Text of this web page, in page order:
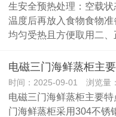
生安全‌预热处理‌：空载
温度后再放入食物‌食物
均匀受热且方便取用二、
电磁三门海鲜蒸柜主
时间：2025-09-01 浏览量
电磁三门海鲜蒸柜主要
门海鲜蒸柜采用‌304不锈